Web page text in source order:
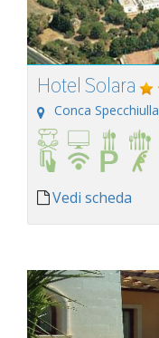
Hotel Solara
Conca Specchiulla
Vedi scheda